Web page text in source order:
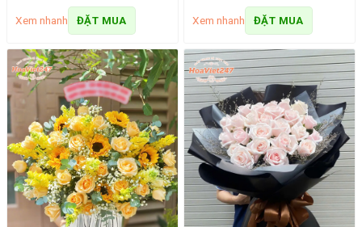
Xem nhanh ĐẶT MUA Xem nhanh ĐẶT MUA